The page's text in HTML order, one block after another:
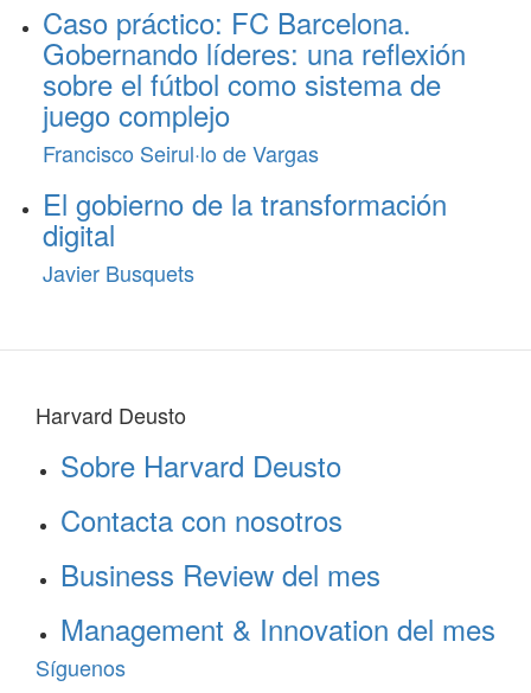
Caso práctico: FC Barcelona.
Gobernando líderes: una reflexión
sobre el fútbol como sistema de
juego complejo
Francisco Seirul·lo de Vargas
El gobierno de la transformación
digital
Javier Busquets
Harvard Deusto
Sobre Harvard Deusto
Contacta con nosotros
Business Review del mes
Management & Innovation del mes
Síguenos